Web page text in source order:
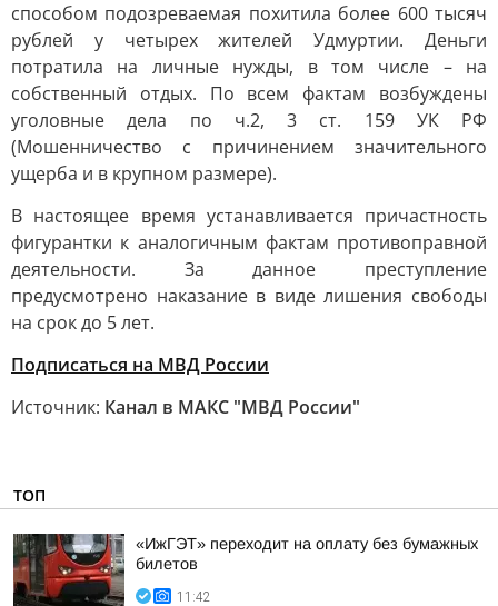
способом подозреваемая похитила более 600 тысяч
рублей у четырех жителей Удмуртии. Деньги
потратила на личные нужды, в том числе – на
собственный отдых. По всем фактам возбуждены
уголовные дела по ч.2, 3 ст. 159 УК РФ
(Мошенничество с причинением значительного
ущерба и в крупном размере).
В настоящее время устанавливается причастность
фигурантки к аналогичным фактам противоправной
деятельности. За данное преступление
предусмотрено наказание в виде лишения свободы
на срок до 5 лет.
Подписаться на МВД России
Источник: Канал в МАКС "МВД России"
ТОП
«ИжГЭТ» переходит на оплату без бумажных
билетов
11:42